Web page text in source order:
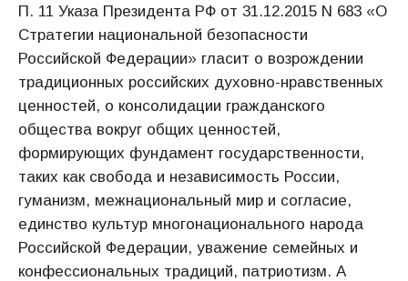
П. 11 Указа Президента РФ от 31.12.2015 N 683 «О
Стратегии национальной безопасности
Российской Федерации» гласит о возрождении
традиционных российских духовно-нравственных
ценностей, о консолидации гражданского
общества вокруг общих ценностей,
формирующих фундамент государственности,
таких как свобода и независимость России,
гуманизм, межнациональный мир и согласие,
единство культур многонационального народа
Российской Федерации, уважение семейных и
конфессиональных традиций, патриотизм. А